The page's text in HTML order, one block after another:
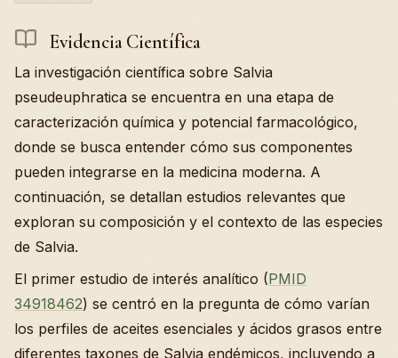
Evidencia Científica
La investigación científica sobre Salvia
pseudeuphratica se encuentra en una etapa de
caracterización química y potencial farmacológico,
donde se busca entender cómo sus componentes
pueden integrarse en la medicina moderna. A
continuación, se detallan estudios relevantes que
exploran su composición y el contexto de las especies
de Salvia.
El primer estudio de interés analítico (PMID
34918462) se centró en la pregunta de cómo varían
los perfiles de aceites esenciales y ácidos grasos entre
diferentes taxones de Salvia endémicos, incluyendo a